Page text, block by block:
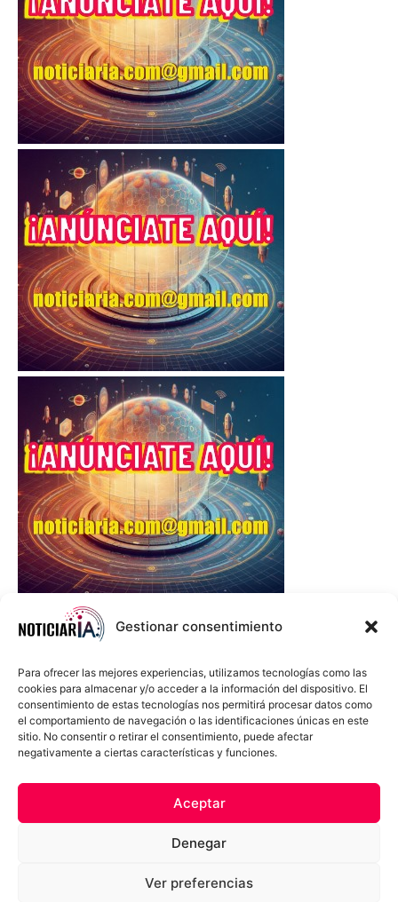
Gestionar consentimiento
Para ofrecer las mejores experiencias, utilizamos tecnologías como las
cookies para almacenar y/o acceder a la información del dispositivo. El
consentimiento de estas tecnologías nos permitirá procesar datos como
el comportamiento de navegación o las identificaciones únicas en este
sitio. No consentir o retirar el consentimiento, puede afectar
negativamente a ciertas características y funciones.
Aceptar
Denegar
Ver preferencias
Política de cookies
Términos y Condiciones
Aviso Sobre el Uso de IA
Compromiso Ético con la IA
Propiedad Intelectual